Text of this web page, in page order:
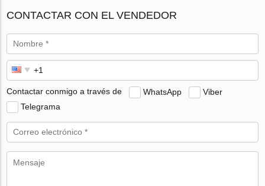
CONTACTAR CON EL VENDEDOR
Contactar conmigo a través de WhatsApp
Viber
Telegrama